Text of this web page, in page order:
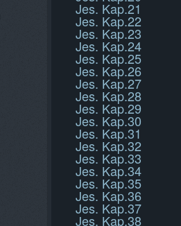
Jes. Kap.21
Jes. Kap.22
Jes. Kap.23
Jes. Kap.24
Jes. Kap.25
Jes. Kap.26
Jes. Kap.27
Jes. Kap.28
Jes. Kap.29
Jes. Kap.30
Jes. Kap.31
Jes. Kap.32
Jes. Kap.33
Jes. Kap.34
Jes. Kap.35
Jes. Kap.36
Jes. Kap.37
Jes. Kap.38